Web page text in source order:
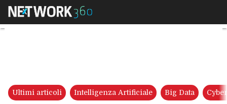
Giancarlo Capitani e Roberto
Ultimi articoli Intelligenza Artificiale Big Data